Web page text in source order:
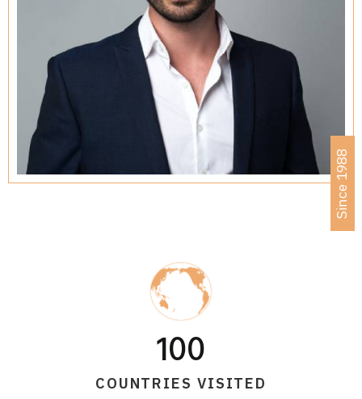
Since 1988
100
COUNTRIES VISITED